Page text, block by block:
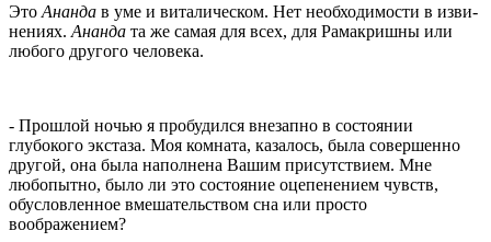
Это Ананда в уме и виталическом. Нет необходимости в изви­
нениях. Ананда та же самая для всех, для Рамакришны или
любого другого человека.
- Прошлой ночью я пробудился внезапно в состоянии
глубокого экстаза. Моя комната, казалось, была со­вершенно
другой, она была наполнена Вашим присут­ствием. Мне
любопытно, было ли это состояние оце­пенением чувств,
обусловленное вмешательством сна или просто
воображением?